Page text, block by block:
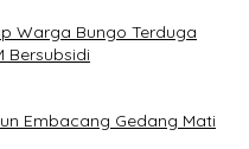
Warga Bungo Terduga
Bersubsidi
Embacang Gedang Mati